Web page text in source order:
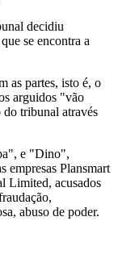
decidiu
se encontra a
as partes, isto é, o
arguidos "vão
do tribunal através
e "Dino",
empresas Plansmart
Limited, acusados
abuso de poder.